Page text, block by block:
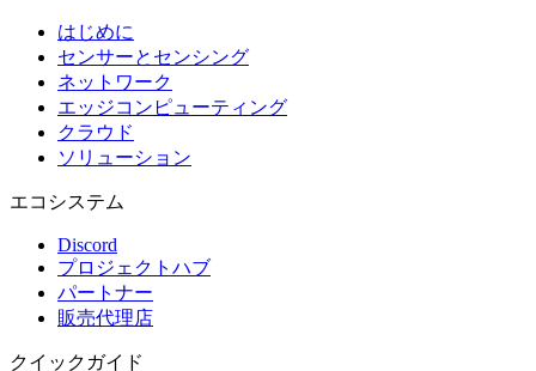
はじめに
センサーとセンシング
ネットワーク
エッジコンピューティング
クラウド
ソリューション
エコシステム
Discord
プロジェクトハブ
パートナー
販売代理店
クイックガイド